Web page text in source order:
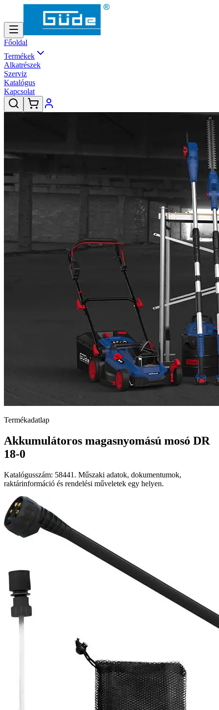
Főoldal
Termékek
Alkatrészek
Szerviz
Katalógus
Kapcsolat
Termékadatlap
Akkumulátoros magasnyomású mosó DR
18-0
Katalógusszám: 58441. Műszaki adatok, dokumentumok,
raktárinformáció és rendelési műveletek egy helyen.